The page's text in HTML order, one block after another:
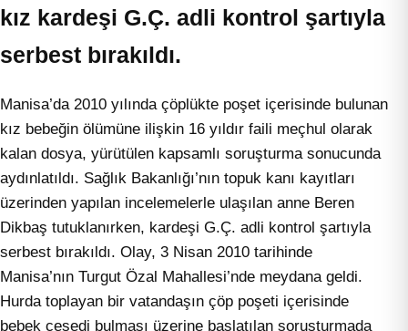
kız kardeşi G.Ç. adli kontrol şartıyla
serbest bırakıldı.
Manisa’da 2010 yılında çöplükte poşet içerisinde bulunan
kız bebeğin ölümüne ilişkin 16 yıldır faili meçhul olarak
kalan dosya, yürütülen kapsamlı soruşturma sonucunda
aydınlatıldı. Sağlık Bakanlığı’nın topuk kanı kayıtları
üzerinden yapılan incelemelerle ulaşılan anne Beren
Dikbaş tutuklanırken, kardeşi G.Ç. adli kontrol şartıyla
serbest bırakıldı. Olay, 3 Nisan 2010 tarihinde
Manisa’nın Turgut Özal Mahallesi’nde meydana geldi.
Hurda toplayan bir vatandaşın çöp poşeti içerisinde
bebek cesedi bulması üzerine başlatılan soruşturmada